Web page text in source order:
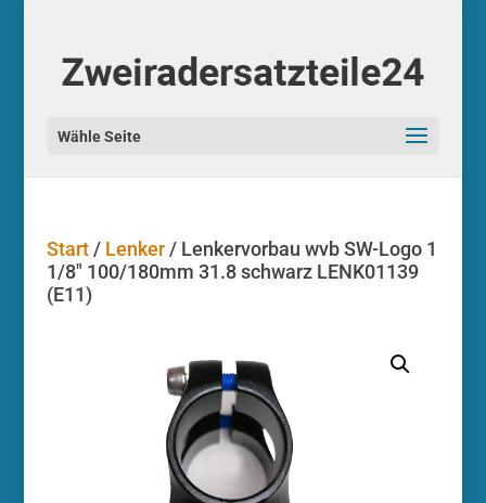
Start/ Lenker/ Lenkervorbau wvb SW-Logo 1
1/8″ 100/180mm 31.8 schwarz LENK01139
(E11)